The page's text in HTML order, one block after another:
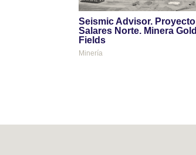
Seismic Advisor. Proyecto
Salares Norte. Minera Gold
Fields
Minería